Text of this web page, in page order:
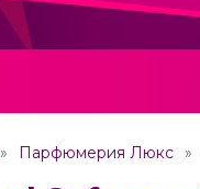
Парфюмерия Люкс